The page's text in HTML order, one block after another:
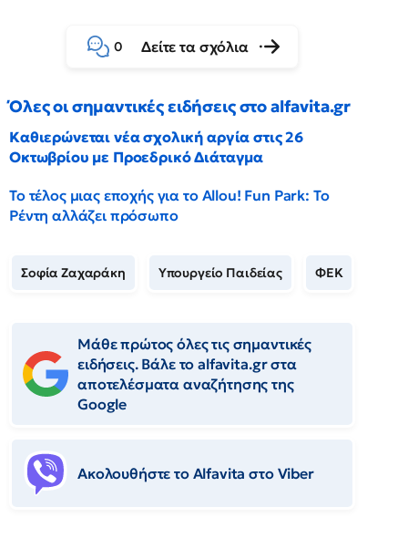
0 Δείτε τα σχόλια
Όλες οι σημαντικές ειδήσεις στο alfavita.gr
Καθιερώνεται νέα σχολική αργία στις 26
Οκτωβρίου με Προεδρικό Διάταγμα
Το τέλος μιας εποχής για το Allou! Fun Park: Το
Ρέντη αλλάζει πρόσωπο
Σοφία Ζαχαράκη Υπουργείο Παιδείας ΦΕΚ
Μάθε πρώτος όλες τις σημαντικές
ειδήσεις. Βάλε το alfavita.gr στα
αποτελέσματα αναζήτησης της
Google
Ακολουθήστε το Αlfavita στο Viber